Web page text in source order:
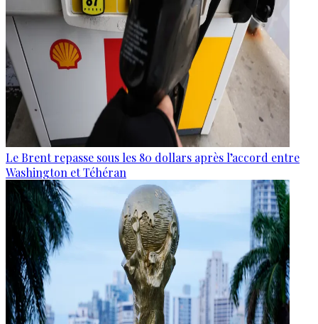
Le Brent repasse sous les 80 dollars après l’accord entre
Washington et Téhéran